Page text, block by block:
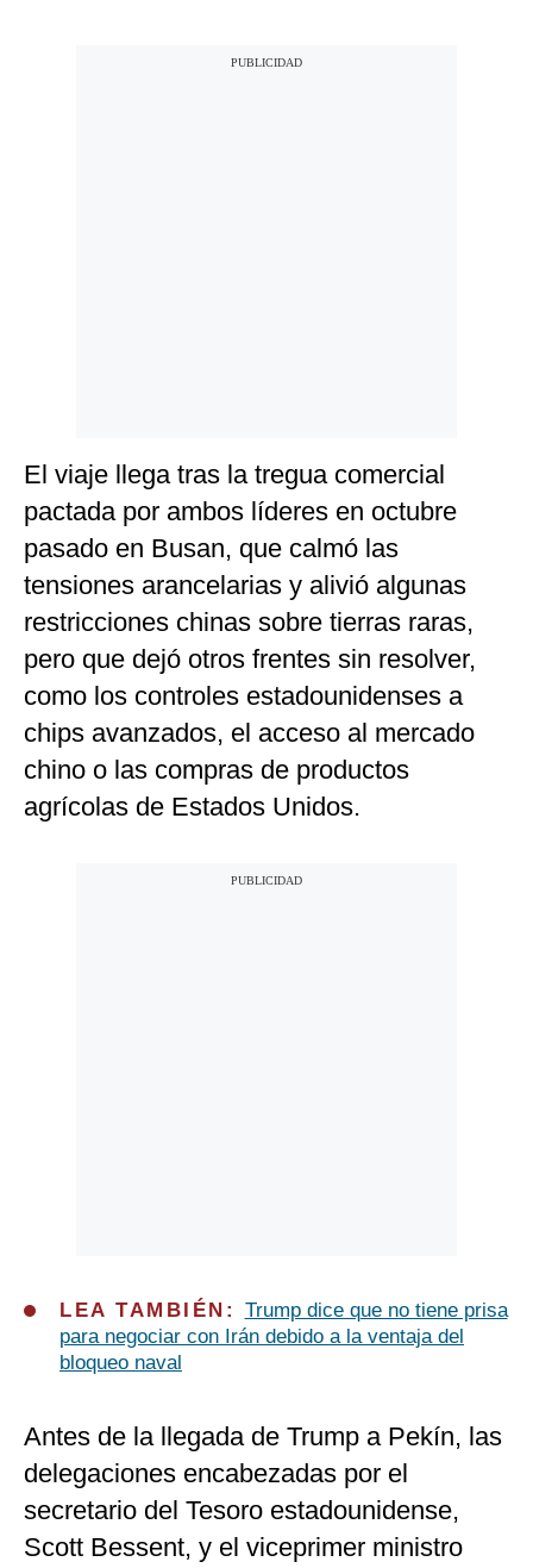
El viaje llega tras la tregua comercial
pactada por ambos líderes en octubre
pasado en Busan, que calmó las
tensiones arancelarias y alivió algunas
restricciones chinas sobre tierras raras,
pero que dejó otros frentes sin resolver,
como los controles estadounidenses a
chips avanzados, el acceso al mercado
chino o las compras de productos
agrícolas de Estados Unidos.
LEA TAMBIÉN: Trump dice que no tiene prisa
para negociar con Irán debido a la ventaja del
bloqueo naval
Antes de la llegada de Trump a Pekín, las
delegaciones encabezadas por el
secretario del Tesoro estadounidense,
Scott Bessent, y el viceprimer ministro